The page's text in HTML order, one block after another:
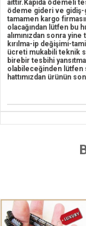
aittir.Kapıda ödemeli
ödeme gideri ve gidiş-
tamamen kargo
olacağından lütfen bu
alımınızdan sonra
kırılma-ip değişimi-
ücreti mukabili teknik
birebir tesbihi
olabileceğinden lütfen
hattımızdan ürünün